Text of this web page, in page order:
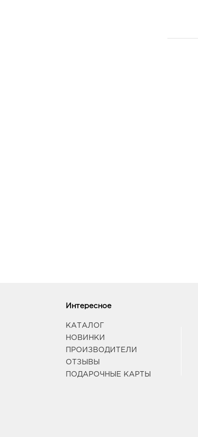
Интересное
КАТАЛОГ
НОВИНКИ
ПРОИЗВОДИТЕЛИ
ОТЗЫВЫ
ПОДАРОЧНЫЕ КАРТЫ